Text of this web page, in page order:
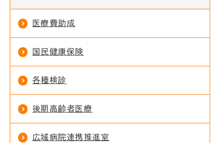
医療費助成
国民健康保険
各種検診
後期高齢者医療
広域病院連携推進室